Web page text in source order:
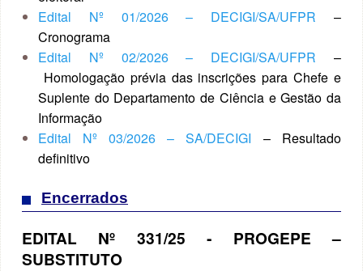
Edital Nº 01/2026 – DECIGI/SA/UFPR –
Cronograma
Edital Nº 02/2026 – DECIGI/SA/UFPR –
Homologação prévia das inscrições para Chefe e
Suplente do Departamento de Ciência e Gestão da
Informação
Edital Nº 03/2026 – SA/DECIGI – Resultado
definitivo
Encerrados
EDITAL Nº 331/25 ‐ PROGEPE –
SUBSTITUTO